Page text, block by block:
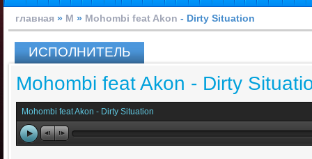
главная » M » Mohombi feat Akon - Dirty Situation
ИСПОЛНИТЕЛЬ
Mohombi feat Akon - Dirty
Mohombi feat Akon - Dirty Situation